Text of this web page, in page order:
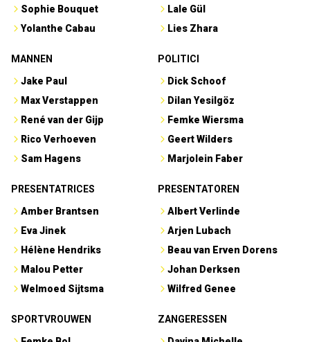
Sophie Bouquet
Yolanthe Cabau
Lale Gül
Lies Zhara
MANNEN
Jake Paul
Max Verstappen
René van der Gijp
Rico Verhoeven
Sam Hagens
POLITICI
Dick Schoof
Dilan Yesilgöz
Femke Wiersma
Geert Wilders
Marjolein Faber
PRESENTATRICES
Amber Brantsen
Eva Jinek
Hélène Hendriks
Malou Petter
Welmoed Sijtsma
PRESENTATOREN
Albert Verlinde
Arjen Lubach
Beau van Erven Dorens
Johan Derksen
Wilfred Genee
SPORTVROUWEN
ZANGERESSEN